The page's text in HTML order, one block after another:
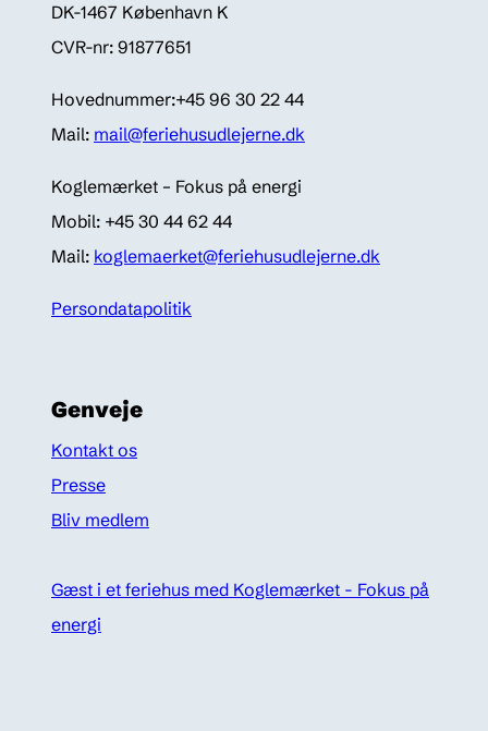
DK-1467 København K
CVR-nr: 91877651
Hovednummer:+45 96 30 22 44
Mail: mail@feriehusudlejerne.dk
Koglemærket – Fokus på energi
Mobil: +45 30 44 62 44
Mail: koglemaerket@feriehusudlejerne.dk
Persondatapolitik
Genveje
Kontakt os
Presse
Bliv medlem
Gæst i et feriehus med Koglemærket - Fokus på
energi